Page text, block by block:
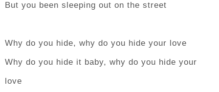
But you been sleeping out on the street
Why do you hide, why do you hide your love
Why do you hide it baby, why do you hide your
love